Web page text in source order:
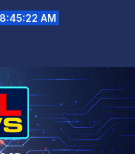
8:45:23 AM